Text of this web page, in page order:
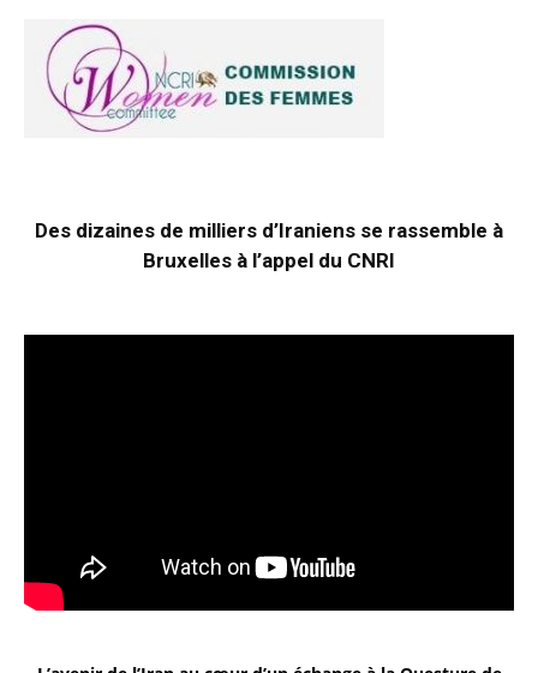
Des dizaines de milliers d’Iraniens se rassemble à
Bruxelles à l’appel du CNRI